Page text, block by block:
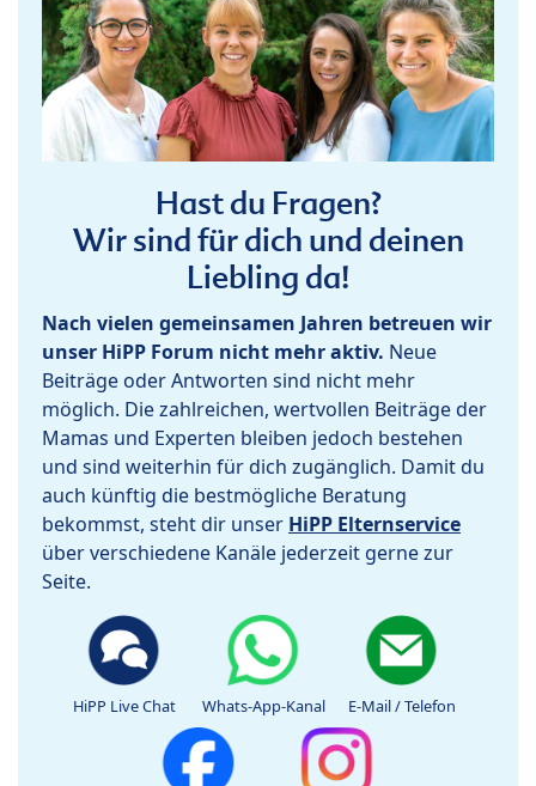
Hast du Fragen?
Wir sind für dich und deinen
Liebling da!
Nach vielen gemeinsamen Jahren betreuen wir
unser HiPP Forum nicht mehr aktiv. Neue
Beiträge oder Antworten sind nicht mehr
möglich. Die zahlreichen, wertvollen Beiträge der
Mamas und Experten bleiben jedoch bestehen
und sind weiterhin für dich zugänglich. Damit du
auch künftig die bestmögliche Beratung
bekommst, steht dir unser HiPP Elternservice
über verschiedene Kanäle jederzeit gerne zur
Seite.
HiPP Live Chat Whats-App-Kanal E-Mail / Telefon